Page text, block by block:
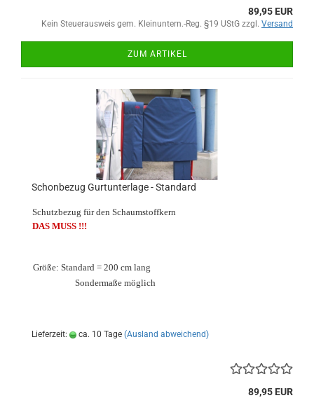
89,95 EUR
Kein Steuerausweis gem. Kleinuntern.-Reg. §19 UStG zzgl. Versand
ZUM ARTIKEL
Schonbezug Gurtunterlage - Standard
Schutzbezug für den Schaumstoffkern
DAS MUSS !!!
Größe: Standard = 200 cm lang
Sondermaße möglich
Lieferzeit: ca. 10 Tage (Ausland abweichend)
89,95 EUR